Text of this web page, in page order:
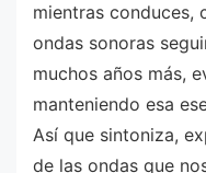
mientras conduces,
ondas sonoras
muchos años más,
manteniendo esa
Así que sintoniza,
de las ondas que